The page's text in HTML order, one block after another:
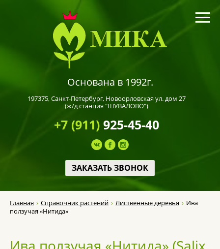
Основана в 1992г.
197375,Санкт-Петербург, Новоорловская ул. дом 27
(ж/д станция "ШУВАЛОВО")
+7 (911)925-45-40
ЗАКАЗАТЬ ЗВОНОК
Главная Справочник растений Лиственные деревья
Ива
ползучая «Нитида»